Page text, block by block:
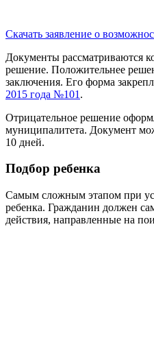
Скачать заявление о
Документы рассматриваются
решение. Положительнее
заключения. Его форма
2015 года №101 .
Отрицательное решение
муниципалитета. Документ
10 дней.
Подбор ребенка
Самым сложным этапом при
ребенка. Гражданин должен
действия, направленные на